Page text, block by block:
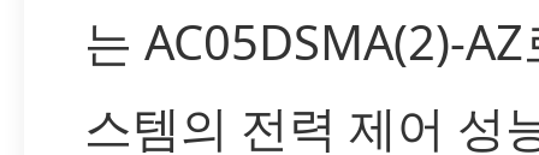
는 AC05DSMA(2)-
스템의 전력 제어 성